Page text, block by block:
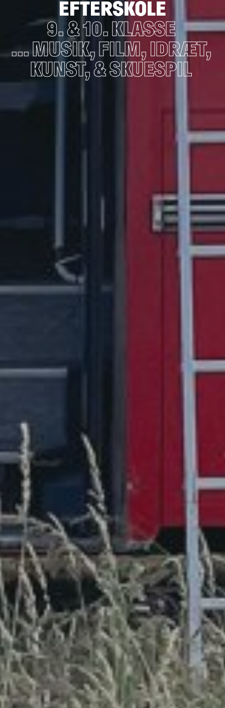
EFTERSKOLE
9. & 10. KLASSE
... MUSIK, FILM, IDRÆT,
KUNST,& SKUESPIL